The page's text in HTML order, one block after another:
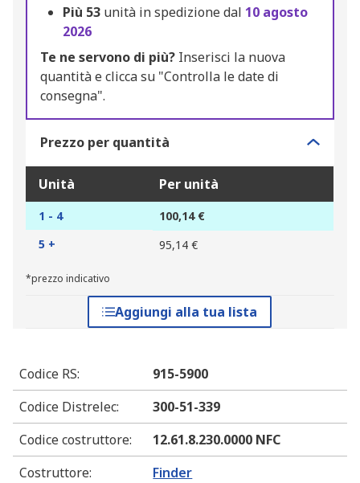
Più 53 unità in spedizione dal 10 agosto
2026
Te ne servono di più? Inserisci la nuova
quantità e clicca su "Controlla le date di
consegna".
Prezzo per quantità
Unità Per unità
1 - 4
100,14 €
5 +
95,14 €
*prezzo indicativo
Aggiungi alla tua lista
Codice RS:
915-5900
Codice Distrelec:
300-51-339
Codice costruttore:
12.61.8.230.0000 NFC
Costruttore: Finder